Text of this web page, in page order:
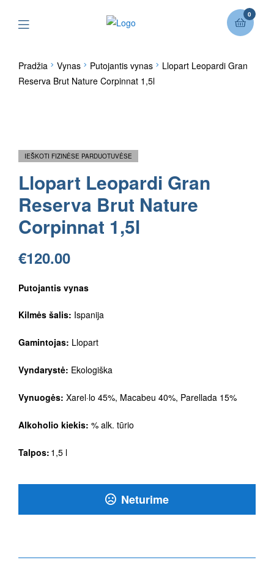
0
Pradžia Vynas Putojantis vynas
Llopart Leopardi Gran
Reserva Brut Nature Corpinnat 1,5l
IEŠKOTI FIZINĖSE PARDUOTUVĖSE
Llopart Leopardi Gran
Reserva Brut Nature
Corpinnat 1,5l
€120.00
Putojantis vynas
Kilmės šalis: Ispanija
Gamintojas: Llopart
Vyndarystė: Ekologiška
Vynuogės: Xarel·lo 45%, Macabeu 40%, Parellada 15%
Alkoholio kiekis: % alk. tūrio
Talpos: 1,5 l
Neturime